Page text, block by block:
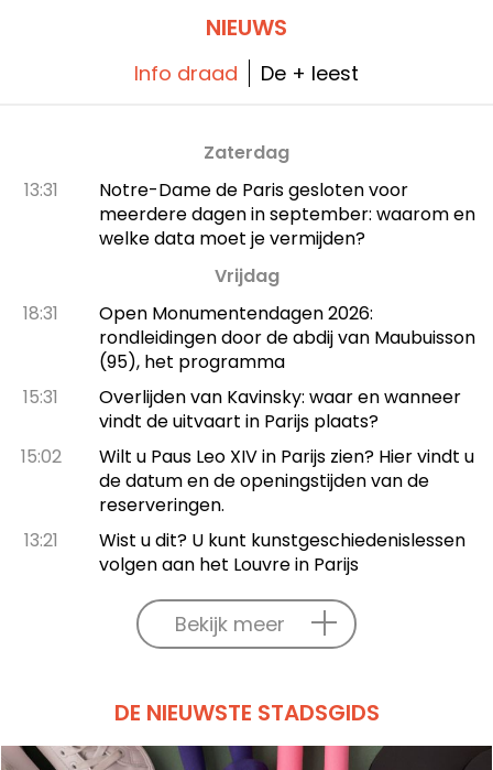
beachclubgevoel.NIEUWS
Info draad De + leest
Zaterdag
13:31
Notre-Dame de Paris gesloten voor
meerdere dagen in september: waarom en
welke data moet je vermijden?
Vrijdag
18:31
Open Monumentendagen 2026:
rondleidingen door de abdij van Maubuisson
(95), het programma
15:31
Overlijden van Kavinsky: waar en wanneer
vindt de uitvaart in Parijs plaats?
15:02
Wilt u Paus Leo XIV in Parijs zien? Hier vindt u
de datum en de openingstijden van de
reserveringen.
13:21
Wist u dit? U kunt kunstgeschiedenislessen
volgen aan het Louvre in Parijs
Bekijk meer
DE NIEUWSTE STADSGIDS